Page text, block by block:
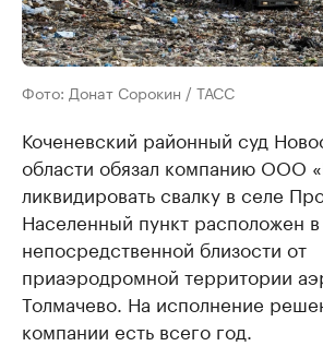
Фото: Донат Сорокин / ТАСС
Коченевский районный суд
области обязал компанию ООО
ликвидировать свалку в селе
Населенный пункт расположен в
непосредственной близости от
приаэродромной территории
Толмачево. На исполнение
компании есть всего год.